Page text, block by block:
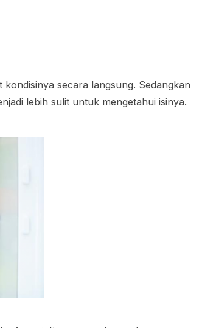
secara langsung. Sedangkan
lebih sulit untuk mengetahui isinya.